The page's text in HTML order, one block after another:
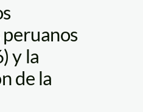
y la
de la